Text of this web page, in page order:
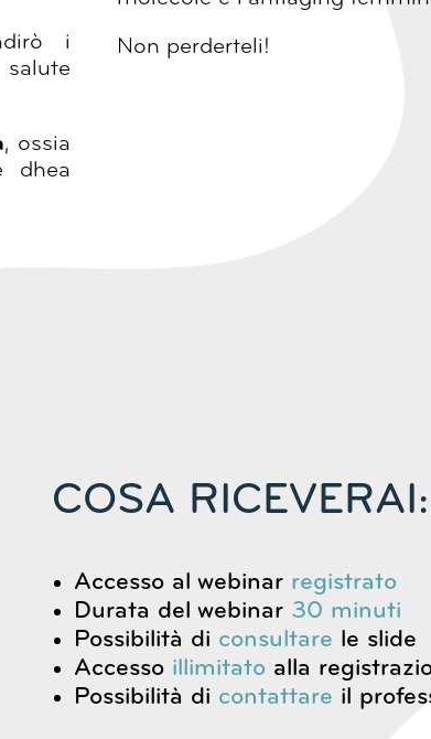
i
, ossia
dhea
Non perderteli!
COSA RICEVERAI:
Accesso al webinar registrato
Durata del webinar 30 minuti
Possibilità di consultare le slide
Accesso illimitatoalla
Possibilità di contattare il